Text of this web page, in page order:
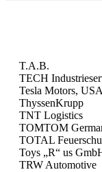
T.A.B.
TECH
Tesla Motors, USA
ThyssenKrupp
TNT Logistics
TOMTOM
TOTAL
Toys „R“ us
TRW Automotive